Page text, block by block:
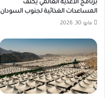
برنامج الأغذية العالمي يكثف
المساعدات الغذائية لجنوب السودان
مايو 30, 2026